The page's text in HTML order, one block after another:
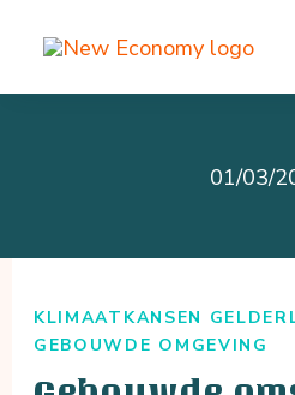
de
01/03/
KLIMAATKANSEN
GEBOUWDE OMGEVING